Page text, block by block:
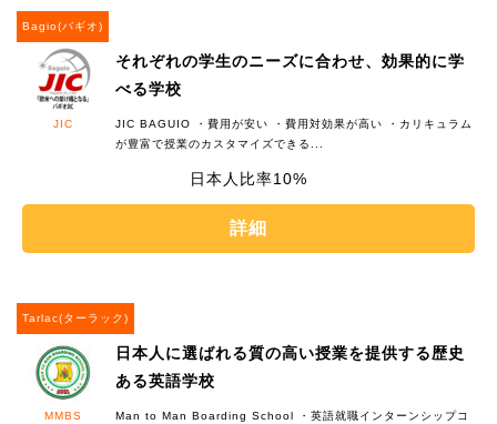
Bagio(バギオ)
JIC
それぞれの学生のニーズに合わせ、効果的に学
べる学校
JIC BAGUIO ・費用が安い ・費用対効果が高い ・カリキュラム
が豊富で授業のカスタマイズできる...
10%
詳細
Tarlac(ターラック)
MMBS
日本人に選ばれる質の高い授業を提供する歴史
ある英語学校
Man to Man Boarding School ・英語就職インターンシップコ